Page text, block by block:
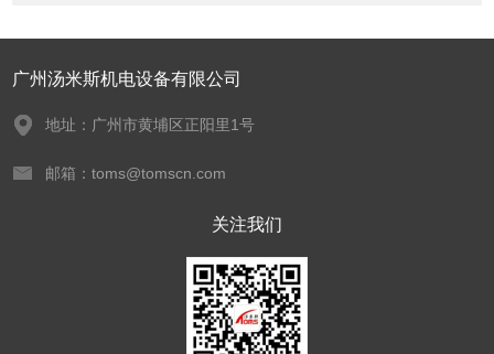
广州汤米斯机电设备有限公司
地址：广州市黄埔区正阳里1号
邮箱：toms@tomscn.com
关注我们